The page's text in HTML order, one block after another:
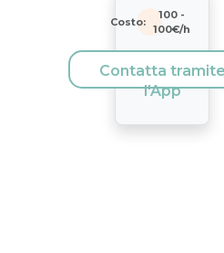
Costo:
100-
100€/h
Contatta
l'App